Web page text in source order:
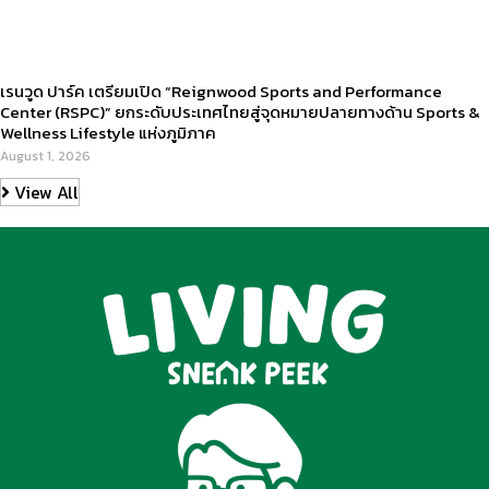
เรนวูด ปาร์ค เตรียมเปิด “Reignwood Sports and Performance
Center (RSPC)” ยกระดับประเทศไทยสู่จุดหมายปลายทางด้าน Sports &
Wellness Lifestyle แห่งภูมิภาค
August 1, 2026
View All